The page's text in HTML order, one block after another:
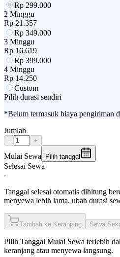
Rp 299.000
2 Minggu
Rp 21.357
Rp 349.000
3 Minggu
Rp 16.619
Rp 399.000
4 Minggu
Rp 14.250
Custom
Pilih durasi sendiri
*Belum termasuk biaya pengiriman
Jumlah
- +
Mulai Sewa Pilih tanggal
Selesai Sewa
-
Tanggal selesai otomatis dihitung
menyewa lebih lama, ubah durasi
Tambah ke Keranjang Sewa
Pilih Tanggal Mulai Sewa terlebih
keranjang atau menyewa langsung.